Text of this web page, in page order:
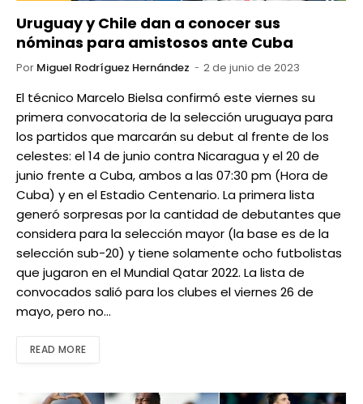
Uruguay y Chile dan a conocer sus
nóminas para amistosos ante Cuba
Por Miguel Rodríguez Hernández 2 de junio de 2023
El técnico Marcelo Bielsa confirmó este viernes su
primera convocatoria de la selección uruguaya para
los partidos que marcarán su debut al frente de los
celestes: el 14 de junio contra Nicaragua y el 20 de
junio frente a Cuba, ambos a las 07:30 pm (Hora de
Cuba) y en el Estadio Centenario. La primera lista
generó sorpresas por la cantidad de debutantes que
considera para la selección mayor (la base es de la
selección sub-20) y tiene solamente ocho futbolistas
que jugaron en el Mundial Qatar 2022. La lista de
convocados salió para los clubes el viernes 26 de
mayo, pero no…
READ MORE